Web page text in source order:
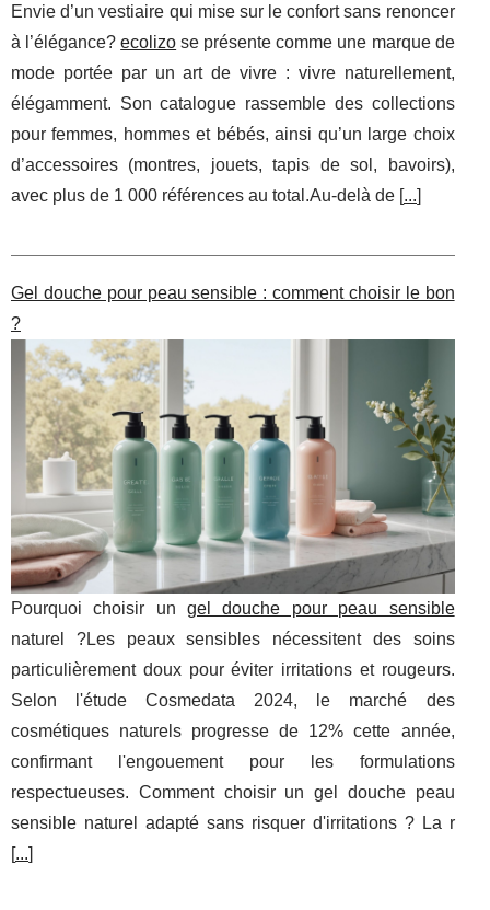
Envie d’un vestiaire qui mise sur le confort sans renoncer
à l’élégance?ecolizo se présente comme une marque de
mode portée par un art de vivre : vivre naturellement,
élégamment. Son catalogue rassemble des collections
pour femmes, hommes et bébés, ainsi qu’un large choix
d’accessoires (montres, jouets, tapis de sol, bavoirs),
avec plus de 1 000 références au total.Au-delà de [...]
Gel douche pour peau sensible : comment choisir le bon
?
Pourquoi choisir ungel douche pour peau sensible
naturel ?Les peaux sensibles nécessitent des soins
particulièrement doux pour éviter irritations et rougeurs.
Selon l'étude Cosmedata 2024, le marché des
cosmétiques naturels progresse de 12% cette année,
confirmant l'engouement pour les formulations
respectueuses. Comment choisir un gel douche peau
sensible naturel adapté sans risquer d'irritations ? La r
[...]